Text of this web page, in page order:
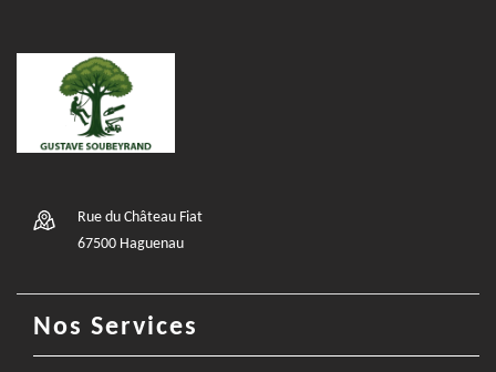
Rue du Château Fiat
67500 Haguenau
Nos Services